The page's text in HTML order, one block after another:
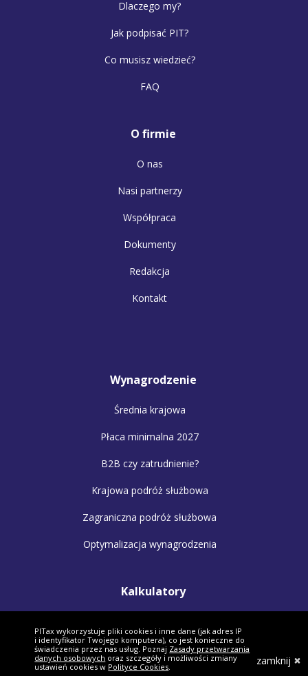
Dlaczego my?
Jak podpisać PIT?
Co musisz wiedzieć?
FAQ
O firmie
O nas
Nasi partnerzy
Współpraca
Dokumenty
Redakcja
Kontakt
Wynagrodzenie
Średnia krajowa
Płaca minimalna 2027
B2B czy zatrudnienie?
Krajowa podróż służbowa
Zagraniczna podróż służbowa
Optymalizacja wynagrodzenia
Kalkulatory
Kalkulator małżonków
PITax wykorzystuje pliki cookies i inne dane (jak adres IP
i identyfikator Twojego komputera), co jest konieczne do
świadczenia przez nas usług. Poznaj Zasady przetwarzania
danych osobowych oraz szczegóły i możliwości zmiany
ustawień cookies w Polityce Cookies. zamknij